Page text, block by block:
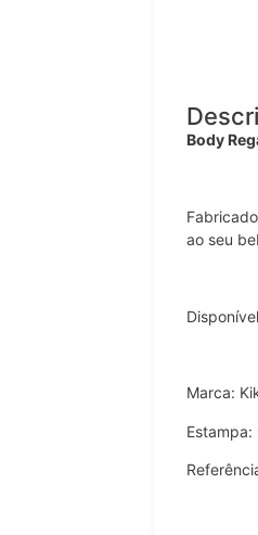
Body
ao seu
Marca:
Estampa: